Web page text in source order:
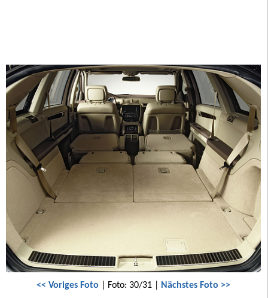
<< Voriges Foto | Foto: 30/31 | Nächstes Foto >>